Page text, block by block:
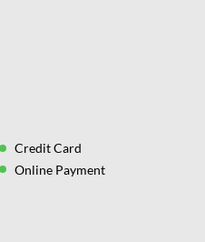
Credit Card
Online Payment